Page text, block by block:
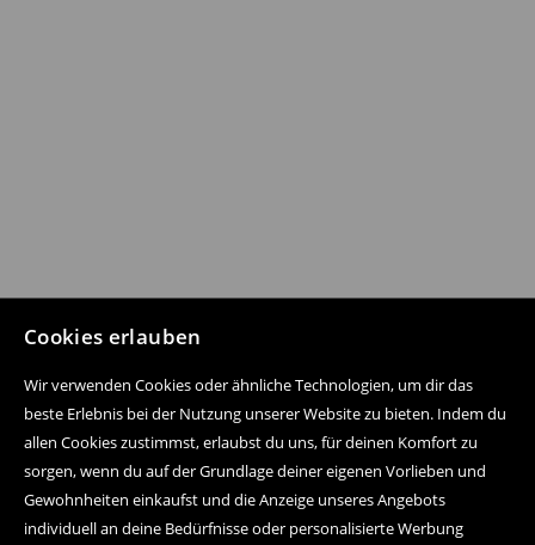
Cookies erlauben
Wir verwenden Cookies oder ähnliche Technologien, um dir das
beste Erlebnis bei der Nutzung unserer Website zu bieten. Indem du
allen Cookies zustimmst, erlaubst du uns, für deinen Komfort zu
sorgen, wenn du auf der Grundlage deiner eigenen Vorlieben und
Gewohnheiten einkaufst und die Anzeige unseres Angebots
individuell an deine Bedürfnisse oder personalisierte Werbung